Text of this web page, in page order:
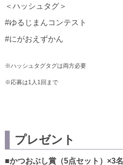
＜ハッシュタグ＞
#ゆるじまんコンテスト
#にがおえずかん
※ハッシュタグタグは両方必要
※応募は1人1回まで
プレゼント
■かつおぶし賞（5点セット）×3名